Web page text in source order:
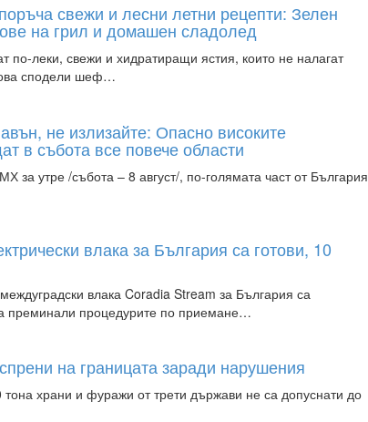
свежи и лесни летни рецепти: Зелен
на грил и домашен сладолед
по-леки, свежи и хидратиращи ястия, които не налагат
сподели шеф…
не излизайте: Опасно високите
в събота все повече области
за утре /събота – 8 август/, по-голямата част от България
влака за България са готови, 10
влака Coradia Stream за България са
преминали процедурите по приемане…
на границата заради нарушения
храни и фуражи от трети държави не са допуснати до